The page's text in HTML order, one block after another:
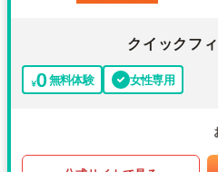
クイックフ
無料体験 女性専用